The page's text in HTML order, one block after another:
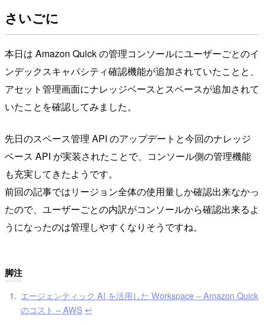
さいごに
本日は Amazon Quick の管理コンソールにユーザーごとのイ
ンデックスキャパシティ確認機能が追加されていたことと、
アセット管理画面にナレッジベースとスペースが追加されて
いたことを確認してみました。
先日のスペース管理 API のアップデートと今回のナレッジ
ベース API が実装されたことで、コンソール側の管理機能
も充実してきたようです。
前回の記事ではリージョン全体の使用量しか確認出来なかっ
たので、ユーザーごとの内訳がコンソールから確認出来るよ
うになったのは管理しやすくなりそうですね。
脚注
エージェンティック AI を活用した Workspace – Amazon Quick
のコスト – AWS ↩︎